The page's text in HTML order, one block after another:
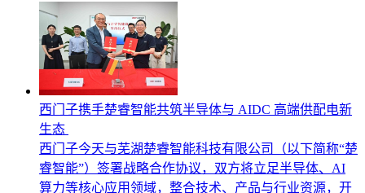
西门子携手楚睿智能共筑半导体与 AIDC 高端供配电新
生态
西门子今天与芜湖楚睿智能科技有限公司（以下简称“楚
睿智能”）签署战略合作协议，双方将立足半导体、AI
算力等核心应用领域，整合技术、产品与行业资源，开